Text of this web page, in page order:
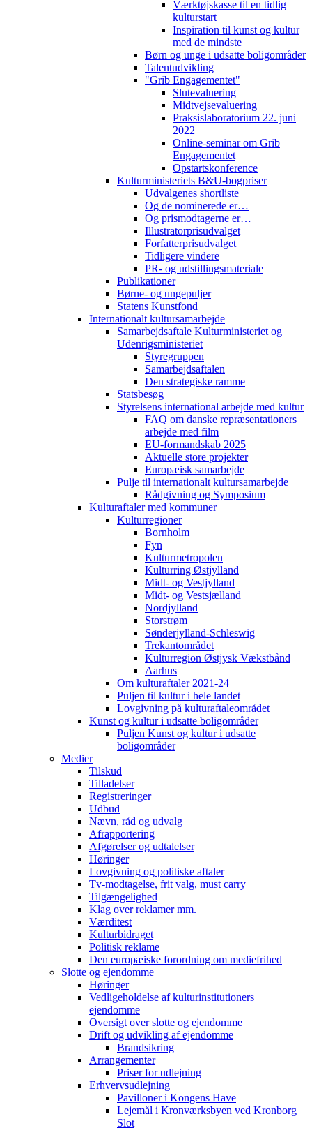
Værktøjskasse til en tidlig
kulturstart
Inspiration til kunst og kultur
med de mindste
Børn og unge i udsatte boligområder
Talentudvikling
"Grib Engagementet"
Slutevaluering
Midtvejsevaluering
Praksislaboratorium 22. juni
2022
Online-seminar om Grib
Engagementet
Opstartskonference
Kulturministeriets B&U-bogpriser
Udvalgenes shortliste
Og de nominerede er…
Og prismodtagerne er…
Illustratorprisudvalget
Forfatterprisudvalget
Tidligere vindere
PR- og udstillingsmateriale
Publikationer
Børne- og ungepuljer
Statens Kunstfond
Internationalt kultursamarbejde
Samarbejdsaftale Kulturministeriet og
Udenrigsministeriet
Styregruppen
Samarbejdsaftalen
Den strategiske ramme
Statsbesøg
Styrelsens international arbejde med kultur
FAQ om danske repræsentationers
arbejde med film
EU-formandskab 2025
Aktuelle store projekter
Europæisk samarbejde
Pulje til internationalt kultursamarbejde
Rådgivning og Symposium
Kulturaftaler med kommuner
Kulturregioner
Bornholm
Fyn
Kulturmetropolen
Kulturring Østjylland
Midt- og Vestjylland
Midt- og Vestsjælland
Nordjylland
Storstrøm
Sønderjylland-Schleswig
Trekantområdet
Kulturregion Østjysk Vækstbånd
Aarhus
Om kulturaftaler 2021-24
Puljen til kultur i hele landet
Lovgivning på kulturaftaleområdet
Kunst og kultur i udsatte boligområder
Puljen Kunst og kultur i udsatte
boligområder
Medier
Tilskud
Tilladelser
Registreringer
Udbud
Nævn, råd og udvalg
Afrapportering
Afgørelser og udtalelser
Høringer
Lovgivning og politiske aftaler
Tv-modtagelse, frit valg, must carry
Tilgængelighed
Klag over reklamer mm.
Værditest
Kulturbidraget
Politisk reklame
Den europæiske forordning om mediefrihed
Slotte og ejendomme
Høringer
Vedligeholdelse af kulturinstitutioners
ejendomme
Oversigt over slotte og ejendomme
Drift og udvikling af ejendomme
Brandsikring
Arrangementer
Priser for udlejning
Erhvervsudlejning
Pavilloner i Kongens Have
Lejemål i Kronværksbyen ved Kronborg
Slot